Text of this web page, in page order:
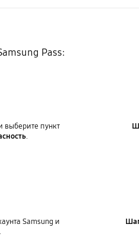
Pass:
выберите пункт
.
Samsung и